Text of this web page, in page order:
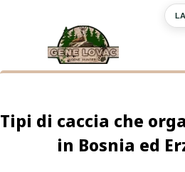
Tipi di caccia che
in Bosnia ed